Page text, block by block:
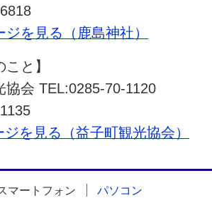
ジを見る（鹿島神社）
と】
会 TEL:0285-70-1120
を見る（益子町観光協会）
マートフォン パソコン